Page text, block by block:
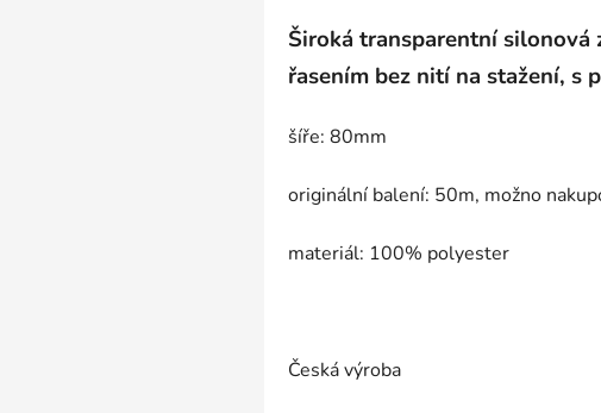
Široká transparentní
řasením bez nití na stažení, s
šíře: 80mm
originální balení: 50m, možno
materiál: 100% polyester
Česká výroba